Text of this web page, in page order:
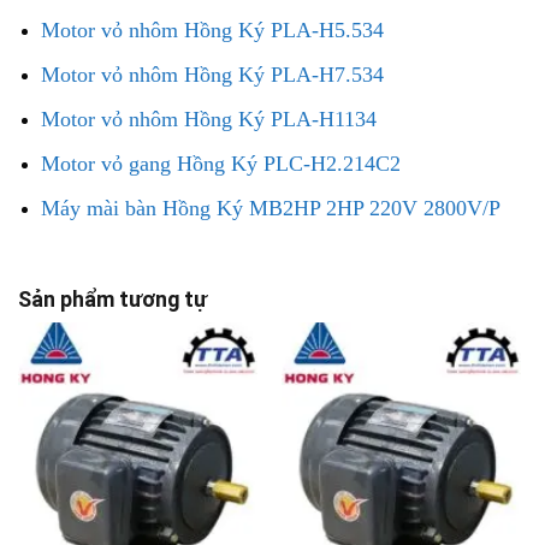
Motor vỏ nhôm Hồng Ký PLA-H5.534
Motor vỏ nhôm Hồng Ký PLA-H7.534
Motor vỏ nhôm Hồng Ký PLA-H1134
Motor vỏ gang Hồng Ký PLC-H2.214C2
Máy mài bàn Hồng Ký MB2HP 2HP 220V 2800V/P
Sản phẩm tương tự